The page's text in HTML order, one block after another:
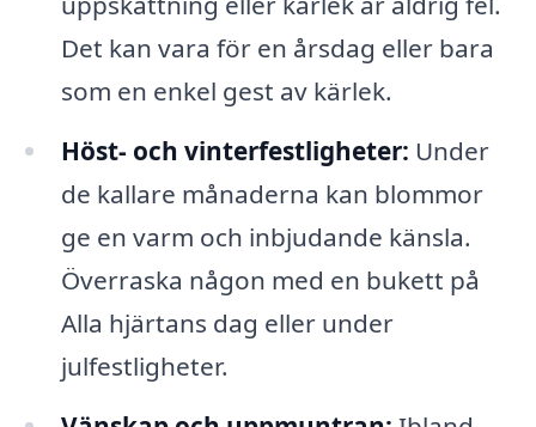
Det kan vara för en årsdag eller bara
som en enkel gest av kärlek.
Höst- och vinterfestligheter: Under
de kallare månaderna kan blommor
ge en varm och inbjudande känsla.
Överraska någon med en bukett på
Alla hjärtans dag eller under
julfestligheter.